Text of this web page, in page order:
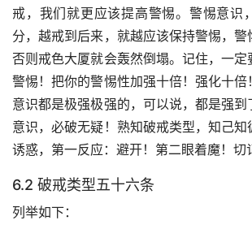
戒，我们就更应该提高警惕。警惕意识
分，越戒到后来，就越应该保持警惕，警
否则戒色大厦就会轰然倒塌。记住，一
警惕！把你的警惕性加强十倍！强化十倍
意识都是极强极强的，可以说，都是强
意识，必破无疑！熟知破戒类型，知己
诱惑，第一反应：避开！第二眼着魔！切
6.2 破戒类型五十六条
列举如下：